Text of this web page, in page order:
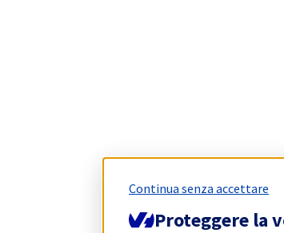
Continua senza accettare
Proteggere la